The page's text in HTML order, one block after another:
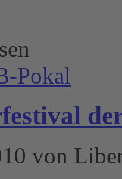
Pokal
von